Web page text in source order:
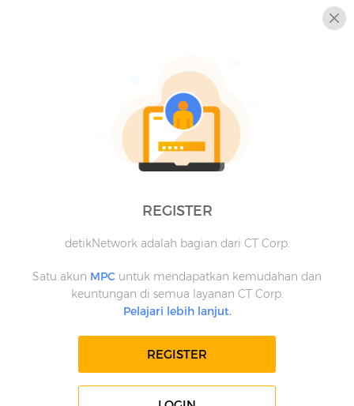
REGISTER
detikNetwork adalah bagian dari CT Corp.
Satu akun MPC untuk mendapatkan kemudahan dan
keuntungan di semua layanan CT Corp.
Pelajari lebih lanjut.
REGISTER